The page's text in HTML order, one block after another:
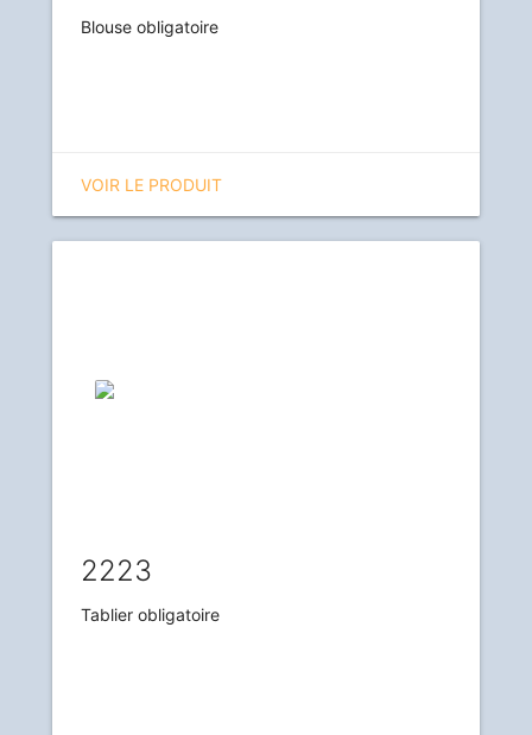
Blouse obligatoire
VOIR LE PRODUIT
2223
Tablier obligatoire